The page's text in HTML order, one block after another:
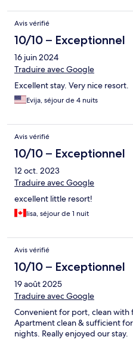
Avis vérifié
10/10 – Exceptionnel
16 juin 2024
Traduire avec Google
Excellent stay. Very nice resort.
Evija, séjour de 4 nuits
Avis vérifié
10/10 – Exceptionnel
12 oct. 2023
Traduire avec Google
excellent little resort!
lisa, séjour de 1 nuit
Avis vérifié
10/10 – Exceptionnel
19 août 2025
Traduire avec Google
Convenient for port, clean with
Apartment clean & sufficient
nights. Really enjoyed our stay.